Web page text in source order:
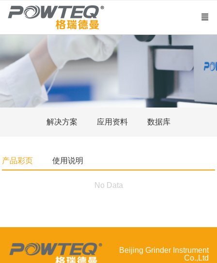
解决方案 应用资料 数据库
产品彩页 使用说明
No Data
Beijing Grinder Instrument
Co.,Ltd